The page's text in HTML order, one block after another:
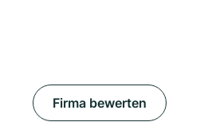
Firma bewerten